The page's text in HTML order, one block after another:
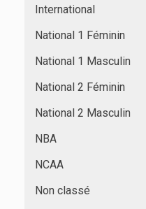
International
National 1 Féminin
National 1 Masculin
National 2 Féminin
National 2 Masculin
NBA
NCAA
Non classé